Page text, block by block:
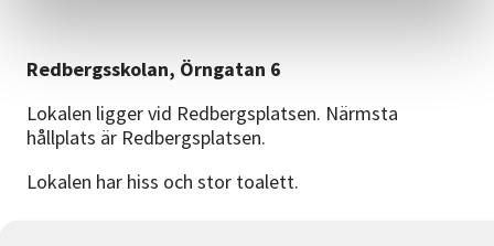
Redbergsskolan, Örngatan 6
Lokalen ligger vid Redbergsplatsen. Närmsta
hållplats är Redbergsplatsen.
Lokalen har hiss och stor toalett.